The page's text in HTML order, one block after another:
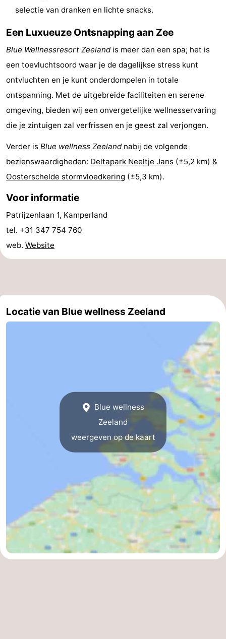
Route
-
adressen
Reisboekenwinkel
Regio
Zuid-
Holland
-
Leiden
Bollenstreek
-
Hollands
Noordwijk
Scheveningen
-
Brouwershaven
Natuur
Oosterschelde
Burgh
Haamstede
-
Natuur
Weer
selectie van dranken en lichte snacks.
Een Luxueuze Ontsnapping aan Zee
Blue Wellnessresort Zeelandis meer dan een spa; het is
een toevluchtsoord waar je de dagelijkse stress kunt
ontvluchten en je kunt onderdompelen in totale
ontspanning. Met de uitgebreide faciliteiten en serene
omgeving, bieden wij een onvergetelijke wellnesservaring
die je zintuigen zal verfrissen en je geest zal verjongen.
Verder is Blue wellness Zeelandnabij de volgende
bezienswaardigheden: Deltapark Neeltje Jans (±5,2 km) &
Oosterschelde stormvloedkering (±5,3 km).
Voor informatie
Patrijzenlaan 1, Kamperland
tel. +31 347 754 760
web. Website
Locatie van Blue wellness Zeeland
Blue wellness
Zeeland
weergeven op de kaart